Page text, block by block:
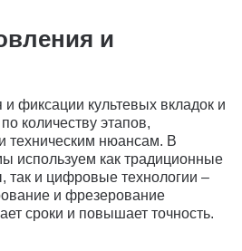
и
и фиксации культевых вкладок и
количеству этапов,
техническим нюансам. В
используем как традиционные
так и цифровые технологии –
и фрезерование
сроки и повышает точность.